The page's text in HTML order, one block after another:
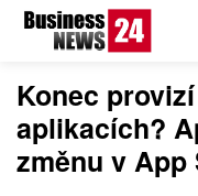
Konec
aplikacích?
změnu v App